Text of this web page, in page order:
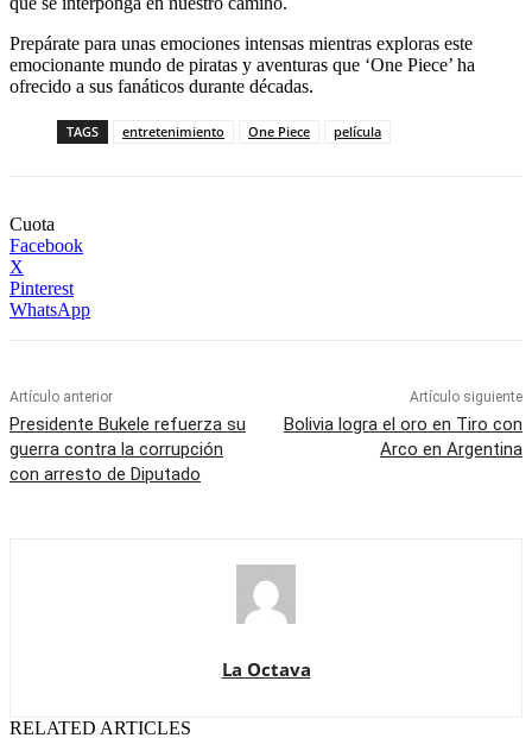
Prepárate para unas emociones intensas mientras exploras este
emocionante mundo de piratas y aventuras que ‘One Piece’ ha
ofrecido a sus fanáticos durante décadas.
TAGS entretenimiento One Piece película
Cuota
Facebook
X
Pinterest
WhatsApp
Artículo anterior
Presidente Bukele refuerza su
guerra contra la corrupción
con arresto de Diputado
Artículo siguiente
Bolivia logra el oro en Tiro con
Arco en Argentina
La Octava
RELATED ARTICLES